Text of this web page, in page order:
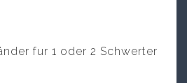
fur 1 oder 2 Schwerter